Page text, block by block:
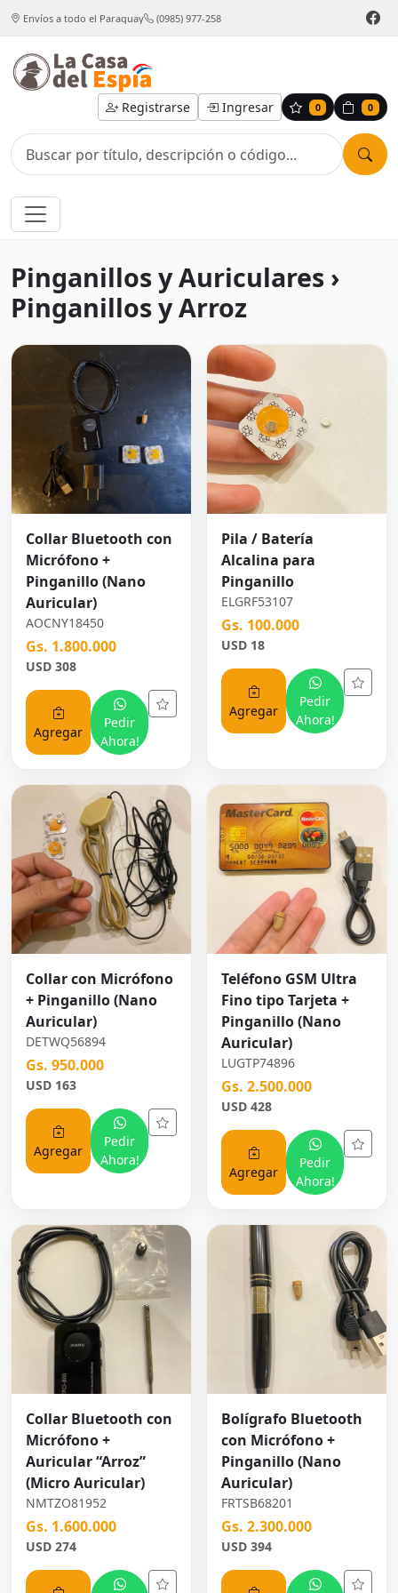
Envíos a todo el Paraguay (0985) 977-258
Registrarse Ingresar 0 0
Pinganillos y Auriculares ›
Pinganillos y Arroz
Collar Bluetooth con
Micrófono +
Pinganillo (Nano
Auricular)
AOCNY18450
Gs. 1.800.000
USD 308
Agregar
Pedir
Ahora!
Pila / Batería
Alcalina para
Pinganillo
ELGRF53107
Gs. 100.000
USD 18
Agregar
Pedir
Ahora!
Collar con Micrófono
+ Pinganillo (Nano
Auricular)
DETWQ56894
Gs. 950.000
USD 163
Agregar
Pedir
Ahora!
Teléfono GSM Ultra
Fino tipo Tarjeta +
Pinganillo (Nano
Auricular)
LUGTP74896
Gs. 2.500.000
USD 428
Agregar
Pedir
Ahora!
Collar Bluetooth con
Micrófono +
Auricular “Arroz”
(Micro Auricular)
NMTZO81952
Gs. 1.600.000
USD 274
Bolígrafo Bluetooth
con Micrófono +
Pinganillo (Nano
Auricular)
FRTSB68201
Gs. 2.300.000
USD 394